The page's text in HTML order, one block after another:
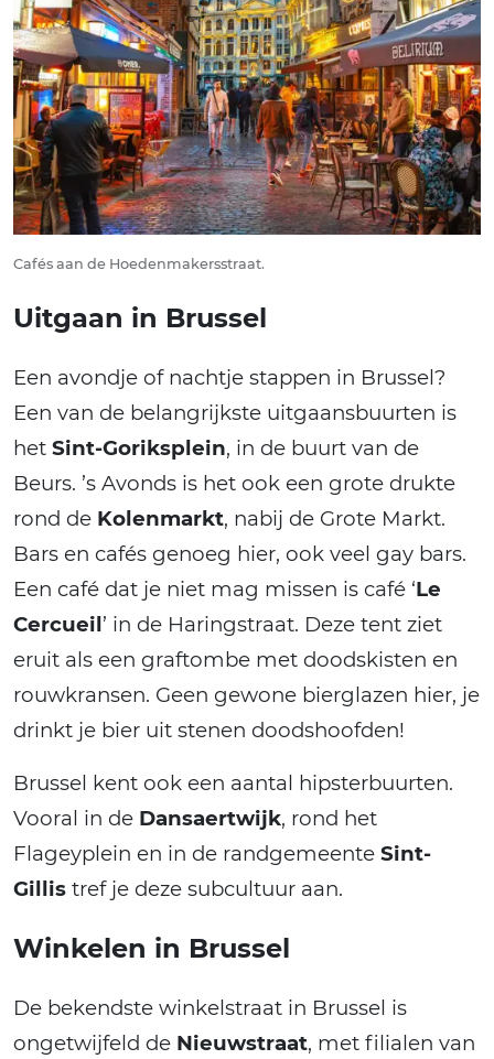
Cafés aan de Hoedenmakersstraat.
Uitgaan in Brussel
Een avondje of nachtje stappen in Brussel?
Een van de belangrijkste uitgaansbuurten is
het Sint-Goriksplein, in de buurt van de
Beurs. ’s Avonds is het ook een grote drukte
rond de Kolenmarkt, nabij de Grote Markt.
Bars en cafés genoeg hier, ook veel gay bars.
Een café dat je niet mag missen is café ‘Le
Cercueil’ in de Haringstraat. Deze tent ziet
eruit als een graftombe met doodskisten en
rouwkransen. Geen gewone bierglazen hier, je
drinkt je bier uit stenen doodshoofden!
Brussel kent ook een aantal hipsterbuurten.
Vooral in de Dansaertwijk, rond het
Flageyplein en in de randgemeente Sint-
Gillis tref je deze subcultuur aan.
Winkelen in Brussel
De bekendste winkelstraat in Brussel is
ongetwijfeld de Nieuwstraat, met filialen van